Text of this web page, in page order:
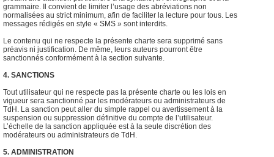
grammaire. Il convient de limiter l’usage des abréviations non
normalisées au strict minimum, afin de faciliter la lecture pour tous. Les
messages rédigés en style « SMS » sont interdits.
Le contenu qui ne respecte la présente charte sera supprimé sans
préavis ni justification. De même, leurs auteurs pourront être
sanctionnés conformément à la section suivante.
4. SANCTIONS
Tout utilisateur qui ne respecte pas la présente charte ou les lois en
vigueur sera sanctionné par les modérateurs ou administrateurs de
TdH. La sanction peut aller du simple rappel ou avertissement à la
suspension ou suppression définitive du compte de l’utilisateur.
L’échelle de la sanction appliquée est à la seule discrétion des
modérateurs ou administrateurs de TdH.
5. ADMINISTRATION